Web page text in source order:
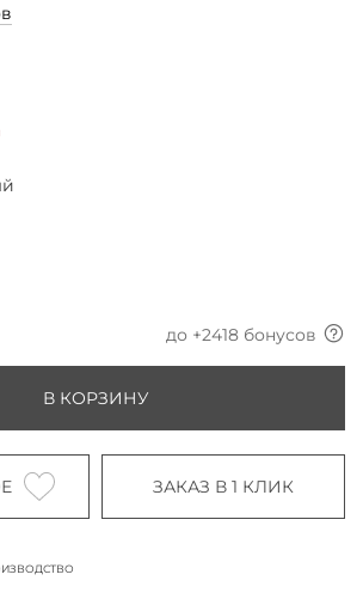
до +2418 бонусов
В КОРЗИНУ
ЗАКАЗ В 1 КЛИК